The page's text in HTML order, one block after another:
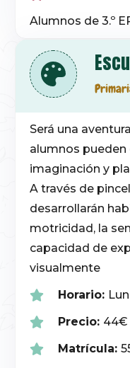
Alumnos de 3.º
Será una
alumnos pueden
imaginación y
A través de
desarrollarán
motricidad, la
capacidad de
visualmente
Horario:
Precio: 44€
Matrícula: